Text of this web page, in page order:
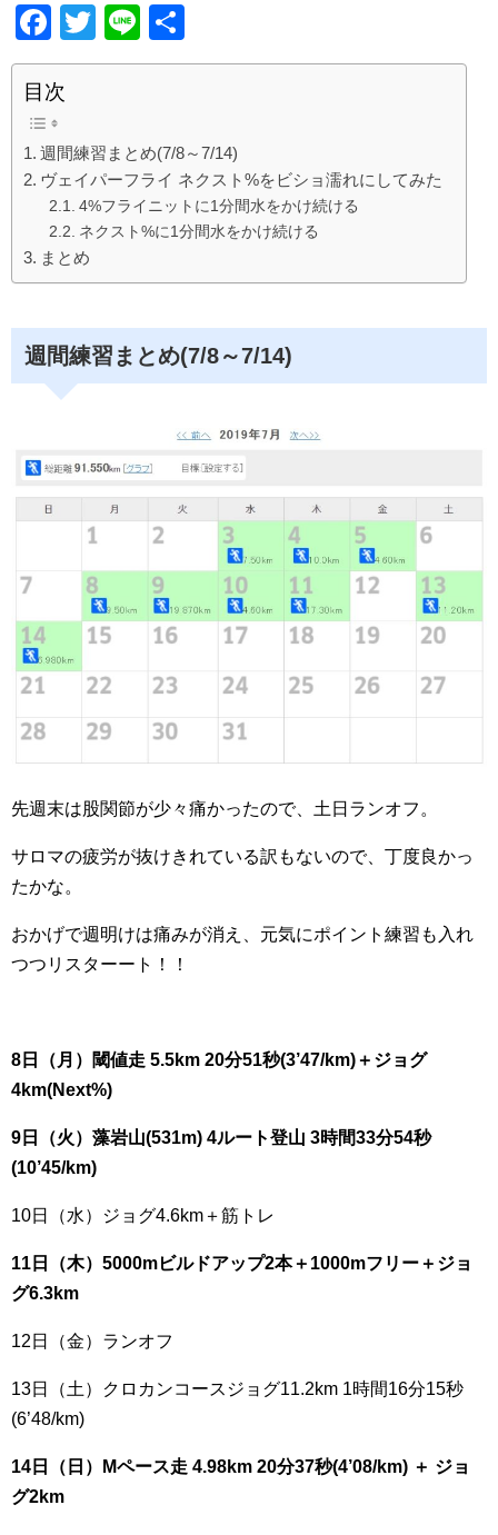
F
a
c
e
b
o
o
k
T
wi
Li
n
有
目次
週間練習まとめ(7/8～7/14)
ヴェイパーフライ ネクスト%をビショ濡れにしてみた
4%フライニットに1分間水をかけ続ける
ネクスト%に1分間水をかけ続ける
まとめ
週間練習まとめ(7/8～7/14)
先週末は股関節が少々痛かったので、土日ランオフ。
サロマの疲労が抜けきれている訳もないので、丁度良かっ
たかな。
おかげで週明けは痛みが消え、元気にポイント練習も入れ
つつリスターート！！
8日（月）閾値走 5.5km 20分51秒(3’47/km)＋ジョグ
4km(Next%)
9日（火）藻岩山(531m) 4ルート登山 3時間33分54秒
(10’45/km)
10日（水）ジョグ4.6km＋筋トレ
11日（木）5000mビルドアップ2本＋1000mフリー＋ジョ
グ6.3km
12日（金）ランオフ
13日（土）クロカンコースジョグ11.2km 1時間16分15秒
(6’48/km)
14日（日）Mペース走 4.98km 20分37秒(4’08/km) ＋ ジョ
グ2km